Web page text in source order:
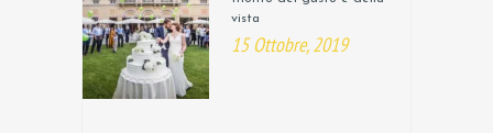
vista
15 Ottobre, 2019